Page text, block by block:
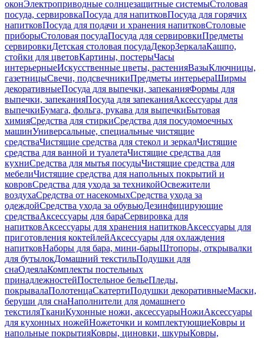
оконЭлектроприводные солнцезащитные системыСтоловая
посуда, сервировкаПосуда для напитковПосуда для горячих
напитковПосуда для подачи и хранения напитковСтоловые
приборыСтоловая посудаПосуда для сервировкиПредметы
сервировкиДетская столовая посудаДекорЗеркалаКашпо,
стойки для цветовКартины, постерыЧасы
интерьерныеИскусственные цветы, растенияВазыКлючницы,
газетницыСвечи, подсвечникиПредметы интерьераШирмы
декоративныеПосуда для выпечки, запеканияФормы для
выпечки, запеканияПосуда для запеканияАксессуары для
выпечкиБумага, фольга, рукава для выпечкиБытовая
химияСредства для стиркиСредства для посудомоечных
машинУниверсальные, специальные чистящие
средстваЧистящие средства для стекол и зеркалЧистящие
средства для ванной и туалетаЧистящие средства для
кухниСредства для мытья посудыЧистящие средства для
мебелиЧистящие средства для напольных покрытий и
ковровСредства для ухода за техникойОсвежители
воздухаСредства от насекомыхСредства ухода за
одеждойСредства ухода за обувьюДезинфицирующие
средстваАксессуары для бараСервировка для
напитковАксессуары для хранения напитковАксессуары для
приготовления коктейлейАксессуары для охлаждения
напитковНаборы для бара, мини-барыШтопоры, открывалки
для бутылокДомашний текстильПодушки для
снаОдеялаКомплекты постельных
принадлежностейПостельное бельеПледы,
покрывалаПолотенцаСкатертиПодушки декоративныеМаски,
беруши для снаНаполнители для домашнего
текстиляТканиКухонные ножи, аксессуарыНожиАксессуары
для кухонных ножейНожеточки и комплектующиеКовры и
напольные покрытияКовры, циновки, шкурыКовры,